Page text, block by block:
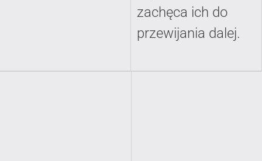
zachęca ich do
przewijania dalej.